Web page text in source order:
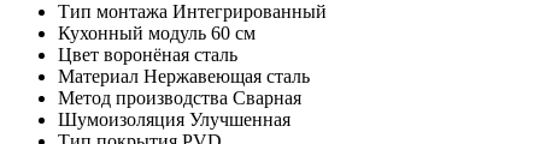
Тип монтажа Интегрированный
Кухонный модуль 60 см
Цвет воронёная сталь
Материал Нержавеющая сталь
Метод производства Сварная
Шумоизоляция Улучшенная